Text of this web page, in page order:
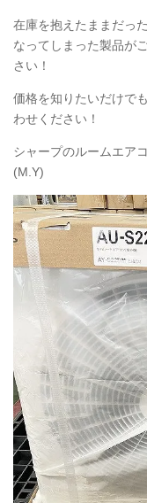
在庫を抱えたままだっ
なってしまった製品が
さい！
価格を知りたいだけで
わせください！
シャープのルームエア
(M.Y)